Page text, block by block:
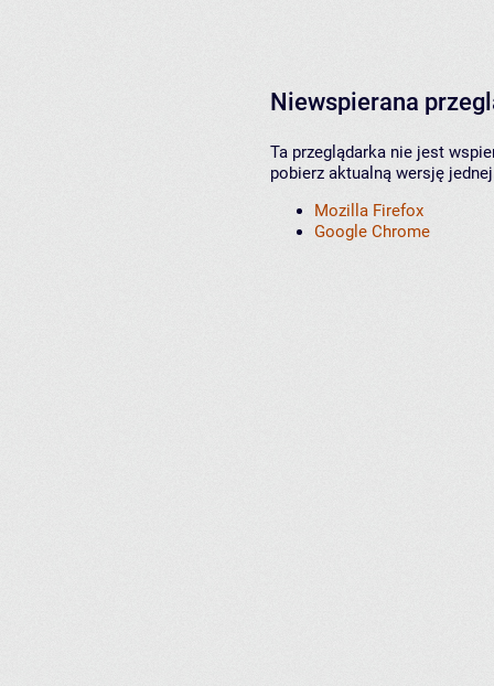
Niewspierana
Ta przeglądarka nie jest
pobierz aktualną wersję
Mozilla Firefox
Google Chrome